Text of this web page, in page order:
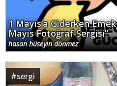
1 Mayıs’a Giderken
Mayıs Fotoğraf Sergisi”
hasan hüseyin dönmez
#sergi